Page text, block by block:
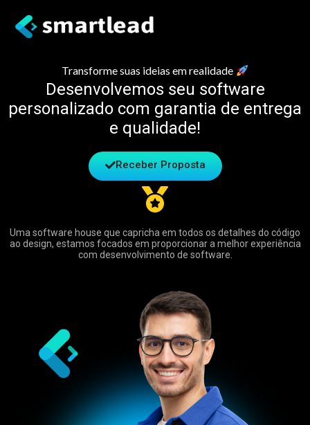
Transforme suas ideias em realidade
Desenvolvemos seu software
personalizado com garantia de entrega
e qualidade!
Receber Proposta
Uma software house que capricha em todos os detalhes do código
ao design, estamos focados em proporcionar a melhor experiência
com desenvolvimento de software.